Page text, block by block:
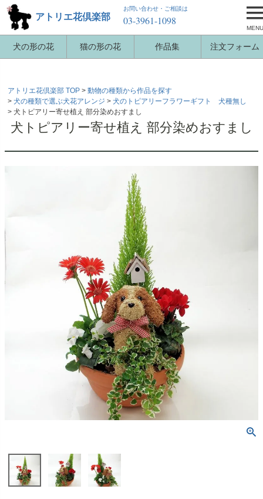
犬の形の花 猫の形の花 作品集 注文フォーム
アトリエ花倶楽部
お問い合わせ・ご相談は
03-3961-1098
MENU
アトリエ花倶楽部 TOP
動物の種類から作品を探す
犬の種類で選ぶ犬花アレンジ
犬のトピアリーフラワーギフト 犬種無し
犬トピアリー寄せ植え 部分染めおすまし
犬トピアリー寄せ植え 部分染めおすまし